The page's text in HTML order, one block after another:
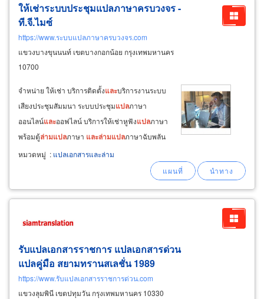
ให้เช่าระบบประชุมแปลภาษาครบวงจร -
ที.จี.ไมซ์
https://www.ระบบแปลภาษาครบวงจร.com
แขวงบางขุนนนท์ เขตบางกอกน้อย กรุงเทพมหานคร
10700
จำหน่าย ให้เช่า บริการติดตั้งและบริการงานระบบ
เสียงประชุมสัมมนา ระบบประชุมแปลภาษา
ออนไลน์และออฟไลน์ บริการ​ให้เช่า​หูฟัง​แปล​ภาษา​
พร้อม​ตู้​ล่ามแปล​ภาษา​ และล่ามแปล​ภาษา​ฉับพลัน​
ให้เช่าบูธ ล่ามเก็บเสียงหรือตู้ล่าม
interpreter sound proof booth ให้เช่าชุดหูฟัง tg
หมวดหมู่ : แปลเอกสารและล่าม
รับแปลเอกสารราชการ แปลเอกสารด่วน
แปลคู่มือ สยามทรานสเลชั่น 1989
https://www.รับแปลเอกสารราชการด่วน.com
แขวงลุมพินี เขตปทุมวัน กรุงเทพมหานคร 10330